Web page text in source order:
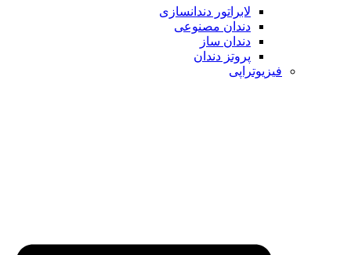
لابراتور دندانسازی
دندان مصنوعی
دندان ساز
پروتز دندان
فیزیوتراپی